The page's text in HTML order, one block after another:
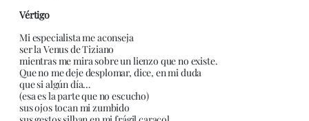
Vértigo
Mi especialista me aconseja
ser la Venus de Tiziano
mientras me mira sobre un lienzo que no existe.
Que no me deje desplomar, dice, en mi duda
que si algún día…
(esa es la parte que no escucho)
sus ojos tocan mi zumbido